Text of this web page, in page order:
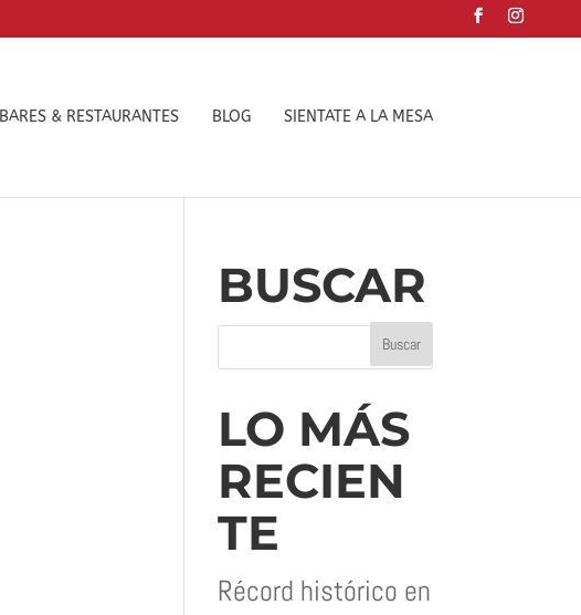
BARES & RESTAURANTES BLOG SIENTATE A LA MESA
BUSCAR
LO MÁS
RECIEN
TE
Récord histórico en